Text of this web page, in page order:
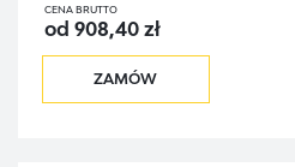
CENA BRUTTO
od 908,40 zł
ZAMÓW